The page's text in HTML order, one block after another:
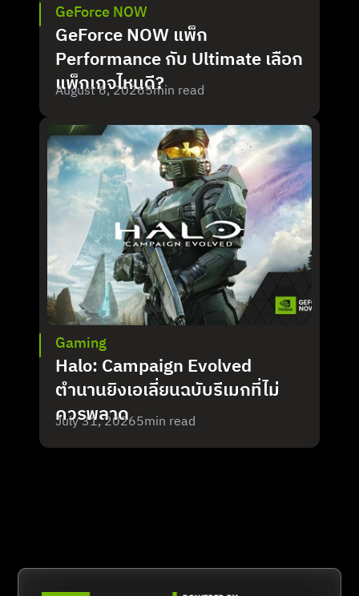
GeForce NOW
GeForce NOW แพ็ก
Performance กับ Ultimate เลือก
แพ็กเกจไหนดี?
August 6, 20265min read
Gaming
Halo: Campaign Evolved
ตำนานยิงเอเลี่ยนฉบับรีเมกที่ไม่
ควรพลาด
July 31, 20265min read